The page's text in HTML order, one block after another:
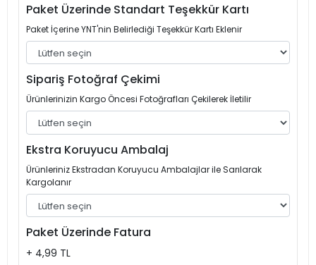
Paket Üzerinde Standart Teşekkür Kartı
Paket İçerine YNT'nin Belirlediği Teşekkür Kartı Eklenir
Sipariş Fotoğraf Çekimi
Ürünlerinizin Kargo Öncesi Fotoğrafları Çekilerek İletilir
Ekstra Koruyucu Ambalaj
Ürünleriniz Ekstradan Koruyucu Ambalajlar ile Sarılarak
Kargolanır
Paket Üzerinde Fatura
+ 4,99 TL